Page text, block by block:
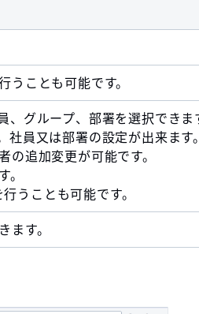
ことも可能です。
グループ、部署を選択できま
員又は部署の設定が出来ます。
追加変更が可能です。
行うことも可能です。
す。